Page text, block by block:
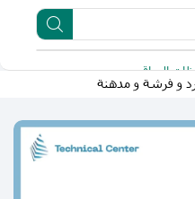
العراق
و فرشة و مدهنة